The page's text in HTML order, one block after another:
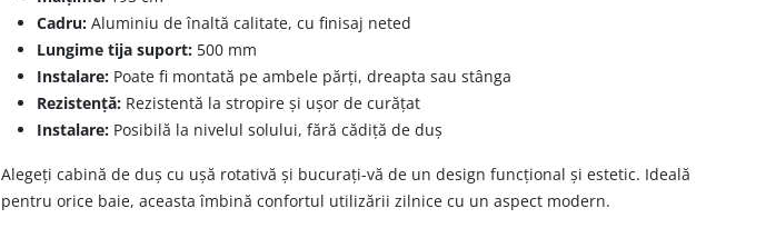
Cadru: Aluminiu de înaltă calitate, cu finisaj neted
Lungime tija suport: 500 mm
Instalare: Poate fi montată pe ambele părți, dreapta sau stânga
Rezistență: Rezistentă la stropire și ușor de curățat
Instalare: Posibilă la nivelul solului, fără cădiță de duș
Alegeți cabină de duș cu ușă rotativă și bucurați-vă de un design funcțional și estetic. Ideală
pentru orice baie, aceasta îmbină confortul utilizării zilnice cu un aspect modern.